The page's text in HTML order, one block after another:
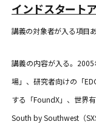
インドスタート
講義の対象者が入る項目
講義の内容が入る。
場」、研究者向けの「
する「FoundX」、世界
South by Southwest（